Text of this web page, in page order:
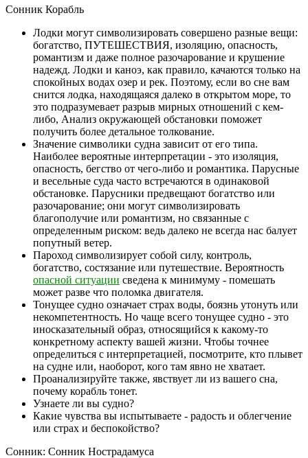
Сонник Корабль
Лодки могут символизировать совершено разные вещи:
богатство, ПУТЕШЕСТВИЯ, изоляцию, опасность,
романтизм и даже полное разочарование и крушение
надежд. Лодки и каноэ, как правило, качаются только на
спокойных водах озер и рек. Поэтому, если во сне вам
снится лодка, находящаяся далеко в открытом море, то
это подразумевает разрыв мирных отношений с кем-
либо, Анализ окружающей обстановки поможет
получить более детальное толкование.
Значение символики судна зависит от его типа.
Наиболее вероятные интерпретации - это изоляция,
опасность, бегство от чего-либо и романтика. Парусные
и весельные суда часто встречаются в одинаковой
обстановке. Парусники предвещают богатство или
разочарование; они могут символизировать
благополучие или романтизм, но связанные с
определенным риском: ведь далеко не всегда нас балует
попутный ветер.
Пароход символизирует собой силу, контроль,
богатство, состязание или путешествие. Вероятность
опасной ситуации сведена к минимуму - помешать
может разве что поломка двигателя.
Тонущее судно означает страх воды, боязнь утонуть или
некомпетентность. Но чаще всего тонущее судно - это
иносказательный образ, относящийся к какому-то
конкретному аспекту вашей жизни. Чтобы точнее
определиться с интерпретацией, посмотрите, кто плывет
на судне или, наоборот, кого там явно не хватает.
Проанализируйте также, явствует ли из вашего сна,
почему корабль тонет.
Узнаете ли вы судно?
Какие чувства вы испытываете - радость и облегчение
или страх и беспокойство?
Сонник: Сонник Нострадамуса